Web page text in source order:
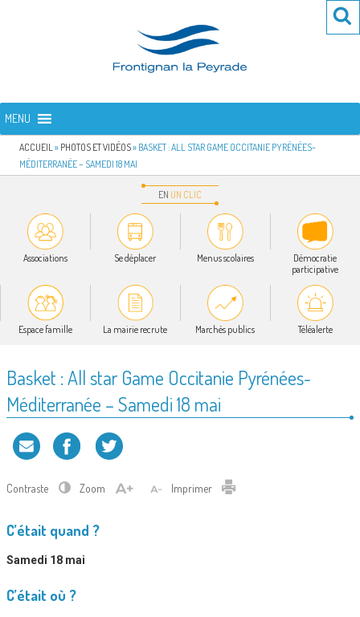
FRONTIGNAN LA PEYRADE
MENU
ACCUEIL » PHOTOS ET VIDÉOS» BASKET : ALL STAR GAME OCCITANIE PYRÉNÉES-
MÉDITERRANÉE – SAMEDI 18 MAI
EN UN CLIC
Associations Se déplacer Menus scolaires
Démocratie
participative
Espace famille La mairie recrute Marchés publics Téléalerte
Basket : All star Game Occitanie Pyrénées-
Méditerranée – Samedi 18 mai
Contraste Zoom Imprimer
C’était quand ?
Samedi 18 mai
C’était où ?